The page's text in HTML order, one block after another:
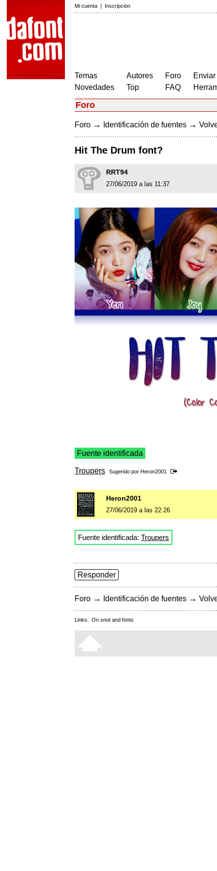
Mi cuenta | Inscripción
Temas
Novedades
Autores
Top
Foro
FAQ
Foro
Foro → Identificación de fuentes →
Hit The Drum font?
RRT94
27/06/2019 a las 11:37
Fuente identificada
Troupers Sugerido por Heron2001
Heron2001
27/06/2019 a las 22:26
Fuente identificada: Troupers
Responder
Foro → Identificación de fuentes →
Links: On snot and fonts